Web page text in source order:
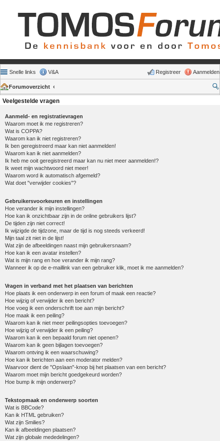
Snelle links V&A Aanmelden
Registreer
Forumoverzicht
Veelgestelde vragen
Aanmeld- en registratievragen
Waarom moet ik me registreren?
Wat is COPPA?
Waarom kan ik niet registreren?
Ik ben geregistreerd maar kan niet aanmelden!
Waarom kan ik niet aanmelden?
Ik heb me ooit geregistreerd maar kan nu niet meer aanmelden!?
Ik weet mijn wachtwoord niet meer!
Waarom word ik automatisch afgemeld?
Wat doet "verwijder cookies"?
Gebruikersvoorkeuren en instellingen
Hoe verander ik mijn instellingen?
Hoe kan ik onzichtbaar zijn in de online gebruikers lijst?
De tijden zijn niet correct!
Ik wijzigde de tijdzone, maar de tijd is nog steeds verkeerd!
Mijn taal zit niet in de lijst!
Wat zijn de afbeeldingen naast mijn gebruikersnaam?
Hoe kan ik een avatar instellen?
Wat is mijn rang en hoe verander ik mijn rang?
Wanneer ik op de e-maillink van een gebruiker klik, moet ik me aanmelden?
Vragen in verband met het plaatsen van berichten
Hoe plaats ik een onderwerp in een forum of maak een reactie?
Hoe wijzig of verwijder ik een bericht?
Hoe voeg ik een onderschrift toe aan mijn bericht?
Hoe maak ik een peiling?
Waarom kan ik niet meer peilingsopties toevoegen?
Hoe wijzig of verwijder ik een peiling?
Waarom kan ik een bepaald forum niet openen?
Waarom kan ik geen bijlagen toevoegen?
Waarom ontving ik een waarschuwing?
Hoe kan ik berichten aan een moderator melden?
Waarvoor dient de "Opslaan"-knop bij het plaatsen van een bericht?
Waarom moet mijn bericht goedgekeurd worden?
Hoe bump ik mijn onderwerp?
Tekstopmaak en onderwerp soorten
Wat is BBCode?
Kan ik HTML gebruiken?
Wat zijn Smilies?
Kan ik afbeeldingen plaatsen?
Wat zijn globale mededelingen?